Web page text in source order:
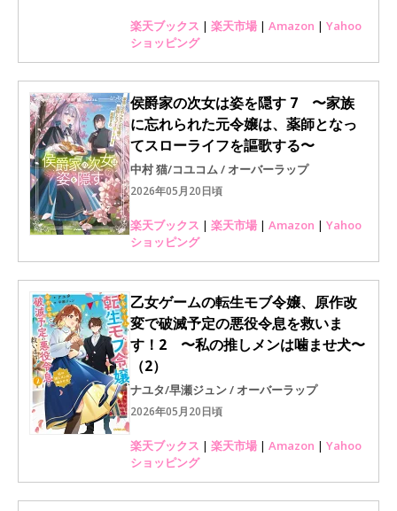
楽天ブックス | 楽天市場 | Amazon | Yahoo
ショッピング
侯爵家の次女は姿を隠す 7 〜家族
に忘れられた元令嬢は、薬師となっ
てスローライフを謳歌する〜
中村 猫/コユコム / オーバーラップ
2026年05月20日頃
楽天ブックス | 楽天市場 | Amazon | Yahoo
ショッピング
乙女ゲームの転生モブ令嬢、原作改
変で破滅予定の悪役令息を救いま
す！2 〜私の推しメンは噛ませ犬〜
（2）
ナユタ/早瀬ジュン / オーバーラップ
2026年05月20日頃
楽天ブックス | 楽天市場 | Amazon | Yahoo
ショッピング